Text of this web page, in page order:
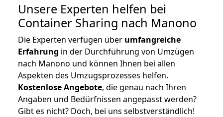
Unsere Experten helfen bei
Container Sharing nach Manono
Die Experten verfügen über umfangreiche
Erfahrung in der Durchführung von Umzügen
nach Manono und können Ihnen bei allen
Aspekten des Umzugsprozesses helfen.
Kostenlose Angebote, die genau nach Ihren
Angaben und Bedürfnissen angepasst werden?
Gibt es nicht? Doch, bei uns selbstverständlich!